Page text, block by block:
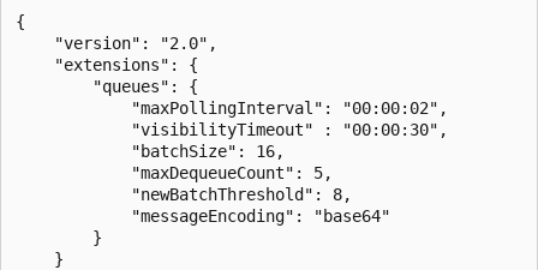
{
    "version": "2.0",
    "extensions": {
        "queues": {
            "maxPollingInterval": "00:00:02",
            "visibilityTimeout" : "00:00:30",
            "batchSize": 16,
            "maxDequeueCount": 5,
            "newBatchThreshold": 8,
            "messageEncoding": "base64"
        }
    }